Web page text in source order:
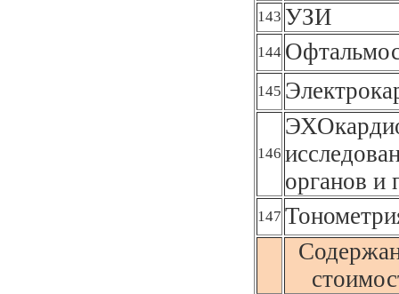
143 УЗИ
144
145
146
органов и
147